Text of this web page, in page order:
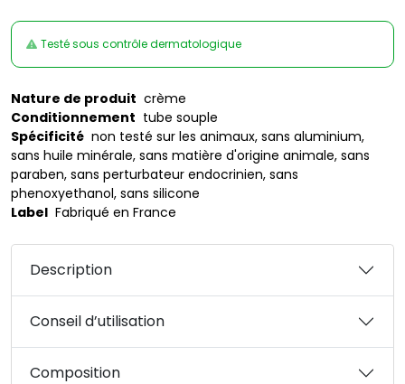
Testé sous contrôle dermatologique
Nature de produit crème
Conditionnement tube souple
Spécificité non testé sur les animaux, sans aluminium,
sans huile minérale, sans matière d'origine animale, sans
paraben, sans perturbateur endocrinien, sans
phenoxyethanol, sans silicone
Label Fabriqué en France
Description
Conseil d’utilisation
Composition